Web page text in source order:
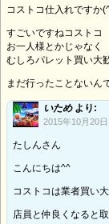
コストコ仕入れですか
すごいですねコストコ
お一人様とかじゃなく
むしろパレット買い大
まだ行ったことないん
いため より:
2015年10月20
たしんさん
こんにちは^^
コストコは業者買い
店員と仲良くなると